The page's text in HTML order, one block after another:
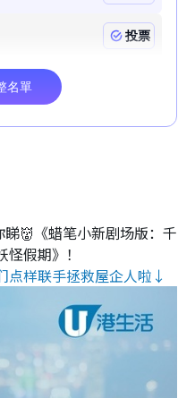
睇👹《蜡笔小新剧场版：千
假期》！
点样联手拯救屋企人啦↓